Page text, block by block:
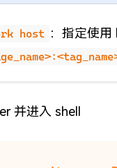
host ：指定使
并进入 shell